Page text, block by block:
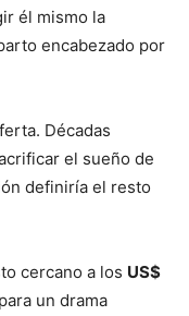
él mismo la
encabezado por
Décadas
el sueño de
definiría el resto
cercano a los US$
un drama